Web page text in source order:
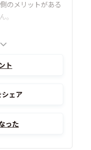
のメリットがある
。
ト
シェア
った